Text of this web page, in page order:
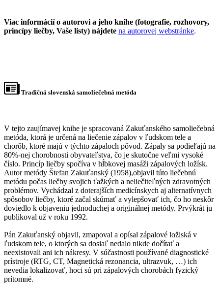
Viac informácií o autorovi a jeho knihe (fotografie, rozhovory,
princípy liečby, Vaše listy) nájdete na autorovej webstránke.
Tradičná slovenská samoliečebná metóda
V tejto zaujímavej knihe je spracovaná Zakuťanského samoliečebná
metóda, ktorá je určená na liečenie zápalov v ľudskom tele a
chorôb, ktoré majú v týchto zápaloch pôvod. Zápaly sa podieľajú na
80%-nej chorobnosti obyvateľstva, čo je skutočne veľmi vysoké
číslo. Princíp liečby spočíva v hĺbkovej masáži zápalových ložísk.
Autor metódy Štefan Zakuťanský (1958),objavil túto liečebnú
metódu počas liečby svojich ťažkých a neliečiteľných zdravotných
problémov. Vychádzal z doterajších medicínskych aj alternatívnych
spôsobov liečby, ktoré začal skúmať a vylepšovať ich, čo ho neskôr
doviedlo k objaveniu jednoduchej a originálnej metódy. Prvýkrát ju
publikoval už v roku 1992.
Pán Zakuťanský objavil, zmapoval a opísal zápalové ložiská v
ľudskom tele, o ktorých sa dosiaľ nedalo nikde dočítať a
neexistovali ani ich nákresy. V súčastnosti používané diagnostické
prístroje (RTG, CT, Magnetická rezonancia, ultrazvuk, …) ich
nevedia lokalizovať, hoci sú pri zápalových chorobách fyzický
prítomné.